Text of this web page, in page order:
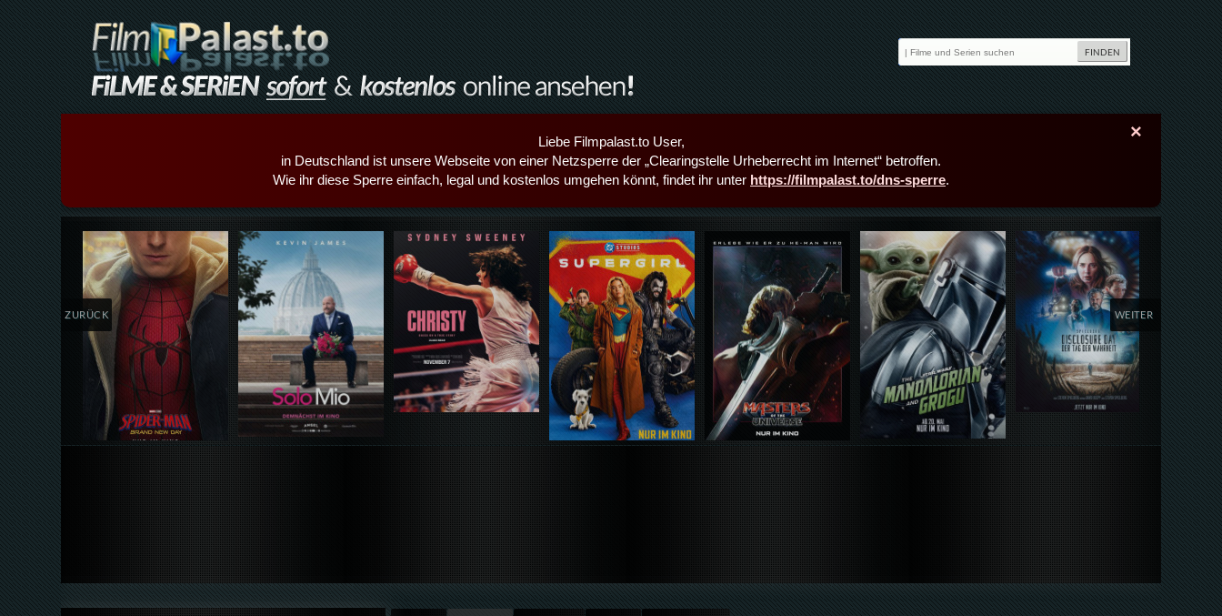
×
Liebe Filmpalast.to User,
in Deutschland ist unsere Webseite von einer Netzsperre der „Clearingstelle Urheberrecht im Internet“ betroffen.
Wie ihr diese Sperre einfach, legal und kostenlos umgehen könnt, findet ihr unter https://filmpalast.to/dns-sperre.
Details,Play Details,Play Details,Play Details,Play Details,Play Details,Play Details,Play
ZURÜCK WEITER